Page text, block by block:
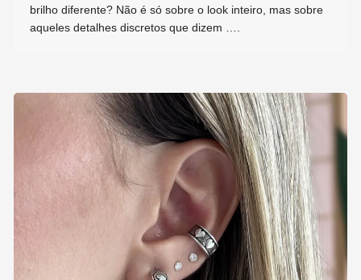
brilho diferente? Não é só sobre o look inteiro, mas sobre
aqueles detalhes discretos que dizem ….